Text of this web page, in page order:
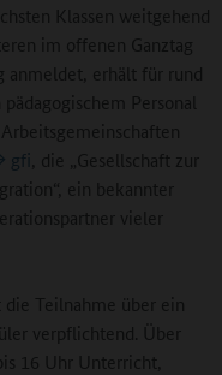
Klassen weitgehend
im offenen Ganztag
anmeldet, erhält für rund
Personal
gfi
, die „Gesellschaft zur
ein bekannter
vieler
die Teilnahme über ein
verpflichtend. Über
16 Uhr Unterricht,